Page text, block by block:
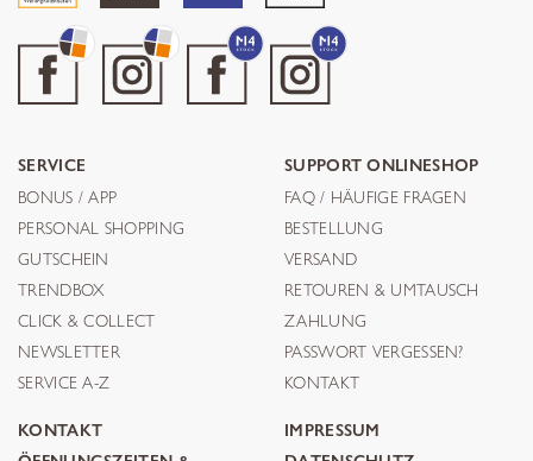
SERVICE
BONUS / APP
PERSONAL SHOPPING
GUTSCHEIN
TRENDBOX
CLICK & COLLECT
NEWSLETTER
SERVICE A-Z
SUPPORT ONLINESHOP
FAQ / HÄUFIGE FRAGEN
BESTELLUNG
VERSAND
RETOUREN & UMTAUSCH
ZAHLUNG
PASSWORT VERGESSEN?
KONTAKT
KONTAKT
IMPRESSUM